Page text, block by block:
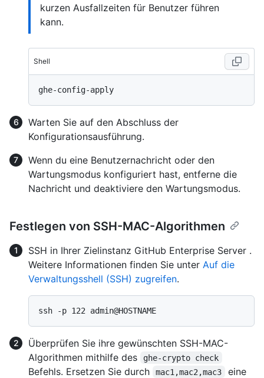
kurzen Ausfallzeiten für Benutzer führen
kann.
Shell
Warten Sie auf den Abschluss der
Konfigurationsausführung.
Wenn du eine Benutzernachricht oder den
Wartungsmodus konfiguriert hast, entferne die
Nachricht und deaktiviere den Wartungsmodus.
Festlegen von SSH-MAC-Algorithmen
SSH in Ihrer Zielinstanz GitHub Enterprise Server .
Weitere Informationen finden Sie unter Auf die
Verwaltungsshell (SSH) zugreifen.
Überprüfen Sie ihre gewünschten SSH-MAC-
Algorithmen mithilfe des
ghe-crypto check
Befehls. Ersetzen Sie durch mac1,mac2,mac3
eine